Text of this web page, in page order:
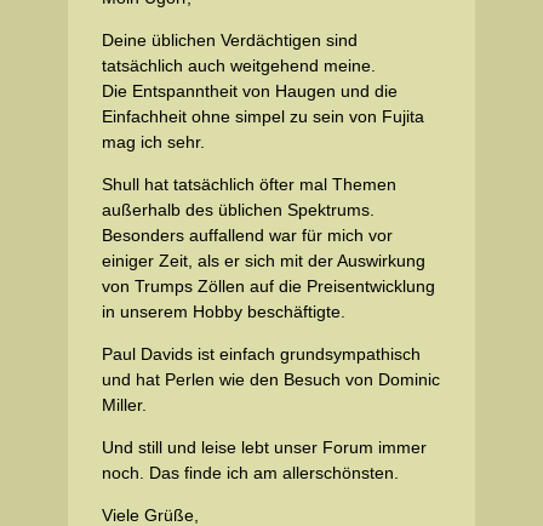
Deine üblichen Verdächtigen sind
tatsächlich auch weitgehend meine.
Die Entspanntheit von Haugen und die
Einfachheit ohne simpel zu sein von Fujita
mag ich sehr.
Shull hat tatsächlich öfter mal Themen
außerhalb des üblichen Spektrums.
Besonders auffallend war für mich vor
einiger Zeit, als er sich mit der Auswirkung
von Trumps Zöllen auf die Preisentwicklung
in unserem Hobby beschäftigte.
Paul Davids ist einfach grundsympathisch
und hat Perlen wie den Besuch von Dominic
Miller.
Und still und leise lebt unser Forum immer
noch. Das finde ich am allerschönsten.
Viele Grüße,